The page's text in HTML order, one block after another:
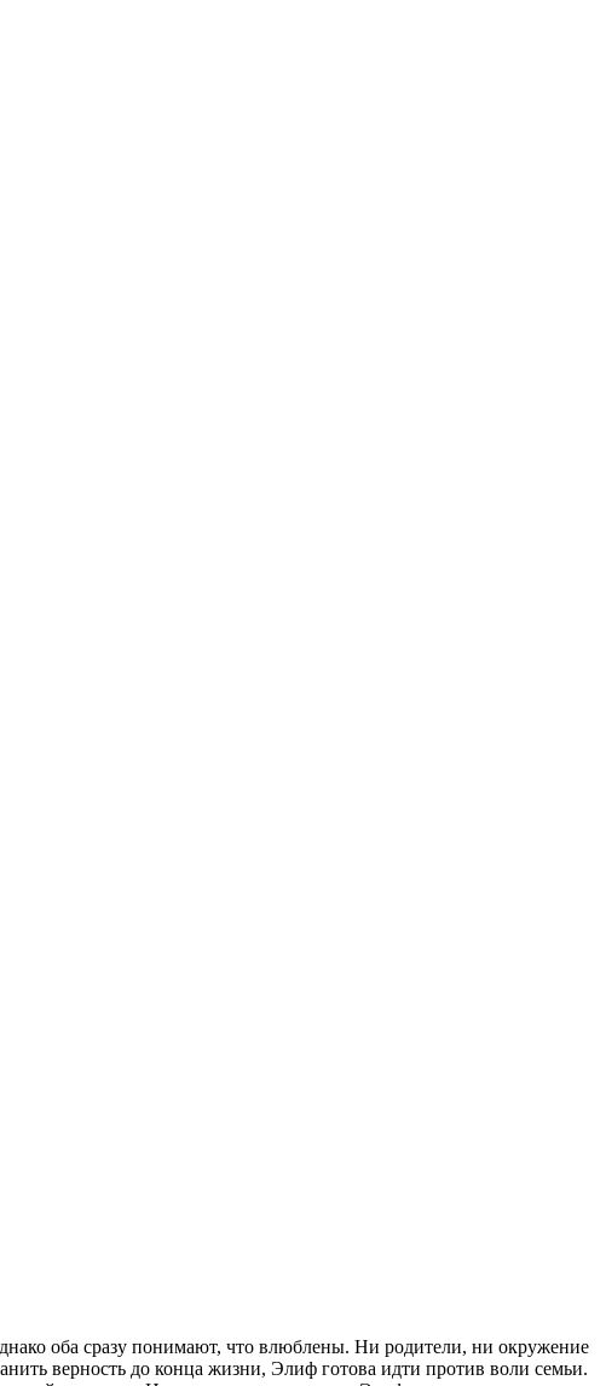
оба сразу понимают, что влюблены. Ни родители, ни окружение
верность до конца жизни, Элиф готова идти против воли семьи.